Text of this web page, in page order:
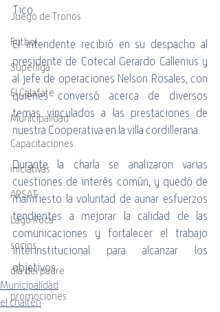
Juego de Tronos
Futbol
Superliga
El Calafate
Municipalidad
Capacitaciones
iniciativas
ARSAT
Lago Roca
socios
día del padre
promociones
Tico.
El intendente recibió en su despacho al
presidente de Cotecal Gerardo Callenius y
al jefe de operaciones Nelson Rosales, con
quienes conversó acerca de diversos
temas vinculados a las prestaciones de
nuestra Cooperativa en la villa cordillerana.
Durante la charla se analizaron varias
cuestiones de interés común, y quedó de
manifiesto la voluntad de aunar esfuerzos
tendientes a mejorar la calidad de las
comunicaciones y fortalecer el trabajo
interinstitucional para alcanzar los
objetivos.
Municipalidad
el chaltén